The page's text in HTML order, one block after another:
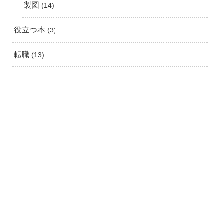
製図 14
役立つ本 3
転職 13